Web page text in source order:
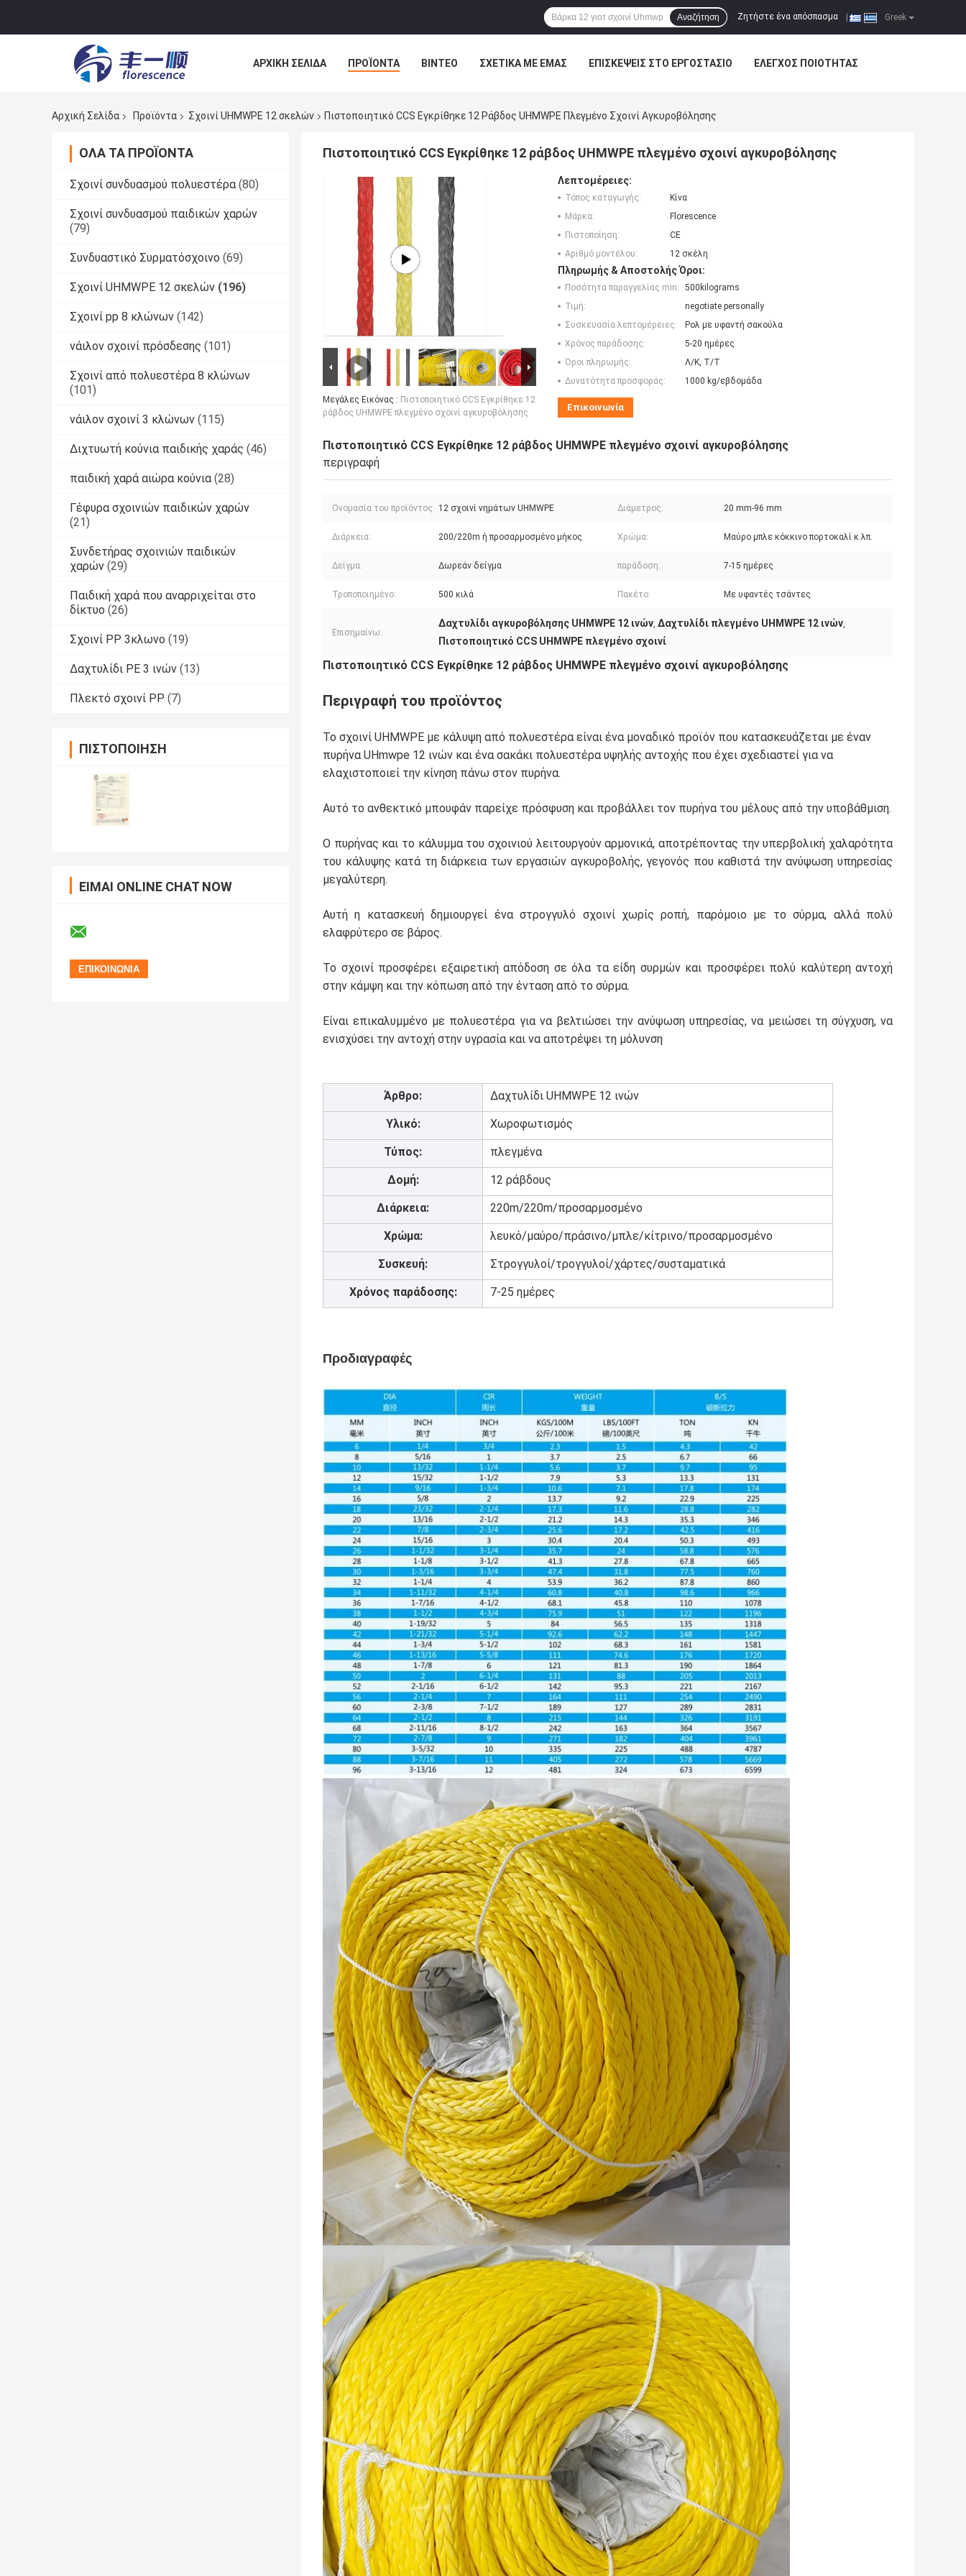
Greek
Ζητήστε ένα απόσπασμα
Αναζήτηση
ΑΡΧΙΚΉ ΣΕΛΊΔΑ ΠΡΟΪΌΝΤΑ ΒΊΝΤΕΟ ΣΧΕΤΙΚΆ ΜΕ ΕΜΆΣ ΕΠΙΣΚΈΨΕΙΣ ΣΤΟ ΕΡΓΟΣΤΆΣΙΟ ΈΛΕΓΧΟΣ ΠΟΙΌΤΗΤΑΣ
Αρχική Σελίδα
Προϊόντα Σχοινί UHMWPE 12 σκελών Πιστοποιητικό CCS Εγκρίθηκε 12 Ράβδος UHMWPE Πλεγμένο Σχοινί Αγκυροβόλησης
ΌΛΑ ΤΑ ΠΡΟΪΌΝΤΑ
Σχοινί συνδυασμού πολυεστέρα (80)
Σχοινί συνδυασμού παιδικών χαρών
(79)
Συνδυαστικό Συρματόσχοινο (69)
Σχοινί UHMWPE 12 σκελών (196)
Σχοινί pp 8 κλώνων (142)
νάιλον σχοινί πρόσδεσης (101)
Σχοινί από πολυεστέρα 8 κλώνων
(101)
νάιλον σχοινί 3 κλώνων (115)
Διχτυωτή κούνια παιδικής χαράς (46)
παιδική χαρά αιώρα κούνια (28)
Γέφυρα σχοινιών παιδικών χαρών
(21)
Συνδετήρας σχοινιών παιδικών
χαρών (29)
Παιδική χαρά που αναρριχείται στο
δίκτυο (26)
Σχοινί PP 3κλωνο (19)
Δαχτυλίδι PE 3 ινών (13)
Πλεκτό σχοινί PP (7)
ΠΙΣΤΟΠΟΊΗΣΗ
ΕΊΜΑΙ ONLINE CHAT NOW
Πιστοποιητικό CCS Εγκρίθηκε 12 ράβδος UHMWPE πλεγμένο σχοινί αγκυροβόλησης
Μεγάλες Εικόνας : Πιστοποιητικό CCS Εγκρίθηκε 12
ράβδος UHMWPE πλεγμένο σχοινί αγκυροβόλησης
Λεπτομέρειες:
Τόπος καταγωγής:
Κίνα
Μάρκα:
Florescence
Πιστοποίηση:
CE
Αριθμό μοντέλου:
12 σκέλη
Πληρωμής & Αποστολής Όροι:
Ποσότητα παραγγελίας min:
500kilograms
Τιμή:
negotiate personally
Συσκευασία λεπτομέρειες:
Ρολ με υφαντή σακούλα
Χρόνος παράδοσης:
5-20 ημέρες
Όροι πληρωμής:
Λ/Κ, Τ/Τ
Δυνατότητα προσφοράς:
1000 kg/εβδομάδα
Επικοινωνία
Πιστοποιητικό CCS Εγκρίθηκε 12 ράβδος UHMWPE πλεγμένο σχοινί αγκυροβόλησης
περιγραφή
Ονομασία του προϊόντος: 12 σχοινί νημάτων UHMWPE Διάμετρος: 20 mm-96 mm
Διάρκεια: 200/220m ή προσαρμοσμένο μήκος Χρώμα: Μαύρο μπλε κόκκινο πορτοκαλί κ.λπ.
Δείγμα: Δωρεάν δείγμα παράδοση: 7-15 ημέρες
Τροποποιημένο: 500 κιλά Πακέτο: Με υφαντές τσάντες
Επισημαίνω:
Δαχτυλίδι αγκυροβόλησης UHMWPE 12 ινών, Δαχτυλίδι πλεγμένο UHMWPE 12 ινών,
Πιστοποιητικό CCS UHMWPE πλεγμένο σχοινί
Πιστοποιητικό CCS Εγκρίθηκε 12 ράβδος UHMWPE πλεγμένο σχοινί αγκυροβόλησης
Περιγραφή του προϊόντος
Το σχοινί UHMWPE με κάλυψη από πολυεστέρα είναι ένα μοναδικό προϊόν που κατασκευάζεται με έναν
πυρήνα UHmwpe 12 ινών και ένα σακάκι πολυεστέρα υψηλής αντοχής που έχει σχεδιαστεί για να
ελαχιστοποιεί την κίνηση πάνω στον πυρήνα.
Αυτό το ανθεκτικό μπουφάν παρείχε πρόσφυση και προβάλλει τον πυρήνα του μέλους από την υποβάθμιση.
Ο πυρήνας και το κάλυμμα του σχοινιού λειτουργούν αρμονικά, αποτρέποντας την υπερβολική χαλαρότητα
του κάλυψης κατά τη διάρκεια των εργασιών αγκυροβολής, γεγονός που καθιστά την ανύψωση υπηρεσίας
μεγαλύτερη.
Αυτή η κατασκευή δημιουργεί ένα στρογγυλό σχοινί χωρίς ροπή, παρόμοιο με το σύρμα, αλλά πολύ
ελαφρύτερο σε βάρος.
Το σχοινί προσφέρει εξαιρετική απόδοση σε όλα τα είδη συρμών και προσφέρει πολύ καλύτερη αντοχή
στην κάμψη και την κόπωση από την ένταση από το σύρμα.
Είναι επικαλυμμένο με πολυεστέρα για να βελτιώσει την ανύψωση υπηρεσίας, να μειώσει τη σύγχυση, να
ενισχύσει την αντοχή στην υγρασία και να αποτρέψει τη μόλυνση
Άρθρο: Δαχτυλίδι UHMWPE 12 ινών
Υλικό: Χωροφωτισμός
Τύπος: πλεγμένα
Δομή: 12 ράβδους
Διάρκεια: 220m/220m/προσαρμοσμένο
Χρώμα: λευκό/μαύρο/πράσινο/μπλε/κίτρινο/προσαρμοσμένο
Συσκευή: Στρογγυλοί/τρογγυλοί/χάρτες/συσταματικά
Χρόνος παράδοσης: 7-25 ημέρες
Προδιαγραφές